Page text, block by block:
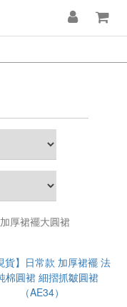
加厚裙襬大圓裙